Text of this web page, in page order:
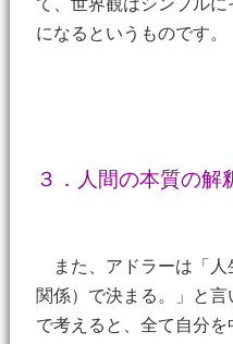
て、世界観はシンプル
になるというものです。
３．人間の本質の解
また、アドラーは「人
関係）で決まる。」と
で考えると、全て自分